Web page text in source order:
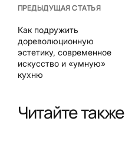
ПРЕДЫДУЩАЯ СТАТЬЯ
Как подружить
дореволюционную
эстетику, современное
искусство и «умную»
кухню
Читайте также